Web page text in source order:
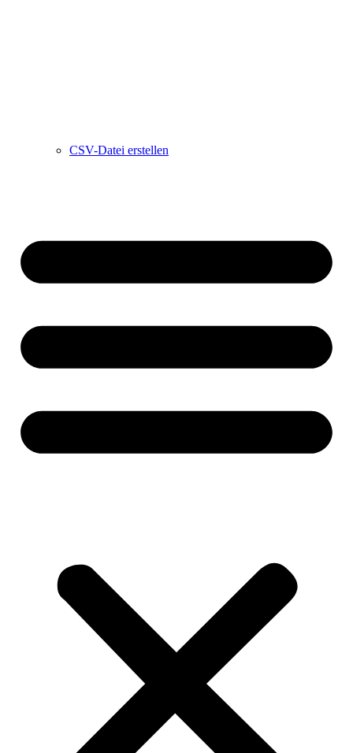
CSV-Datei erstellen